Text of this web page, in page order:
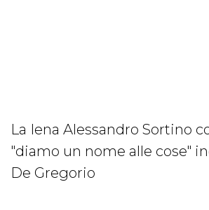
La Iena Alessandro Sortino
"diamo un nome alle cose"
De Gregorio